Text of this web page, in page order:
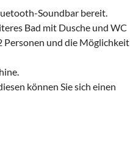
Soundbar bereit.
Bad mit Dusche und WC
Personen und die Möglichkeit
können Sie sich einen